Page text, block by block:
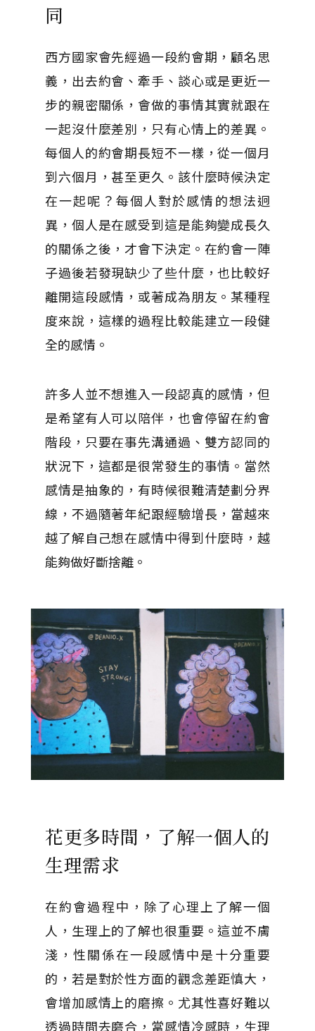
同
西方國家會先經過一段約會期，顧名思
義，出去約會、牽手、談心或是更近一
步的親密關係，會做的事情其實就跟在
一起沒什麼差別，只有心情上的差異。
每個人的約會期長短不一樣，從一個月
到六個月，甚至更久。該什麼時候決定
在一起呢？每個人對於感情的想法迥
異，個人是在感受到這是能夠變成長久
的關係之後，才會下決定。在約會一陣
子過後若發現缺少了些什麼，也比較好
離開這段感情，或著成為朋友。某種程
度來說，這樣的過程比較能建立一段健
全的感情。
許多人並不想進入一段認真的感情，但
是希望有人可以陪伴，也會停留在約會
階段，只要在事先溝通過、雙方認同的
狀況下，這都是很常發生的事情。當然
感情是抽象的，有時候很難清楚劃分界
線，不過隨著年紀跟經驗增長，當越來
越了解自己想在感情中得到什麼時，越
能夠做好斷捨離。
花更多時間，了解一個人的
生理需求
在約會過程中，除了心理上了解一個
人，生理上的了解也很重要。這並不膚
淺，性關係在一段感情中是十分重要
的，若是對於性方面的觀念差距慎大，
會增加感情上的磨擦。尤其性喜好難以
透過時間去磨合，當感情冷感時，生理